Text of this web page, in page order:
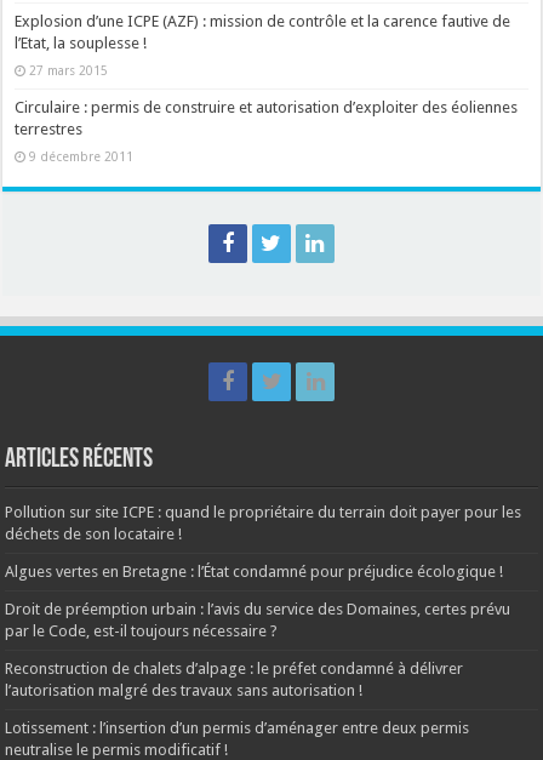
Explosion d’une ICPE (AZF) : mission de contrôle et la carence fautive de
l’Etat, la souplesse !
27 mars 2015
Circulaire : permis de construire et autorisation d’exploiter des éoliennes
terrestres
9 décembre 2011
Articles récents
Pollution sur site ICPE : quand le propriétaire du terrain doit payer pour les
déchets de son locataire !
Algues vertes en Bretagne : l’État condamné pour préjudice écologique !
Droit de préemption urbain : l’avis du service des Domaines, certes prévu
par le Code, est-il toujours nécessaire ?
Reconstruction de chalets d’alpage : le préfet condamné à délivrer
l’autorisation malgré des travaux sans autorisation !
Lotissement : l’insertion d’un permis d’aménager entre deux permis
neutralise le permis modificatif !